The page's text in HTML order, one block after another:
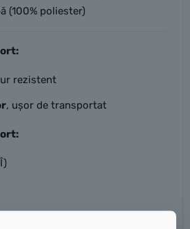
(100% poliester)
rezistent
, ușor de transportat